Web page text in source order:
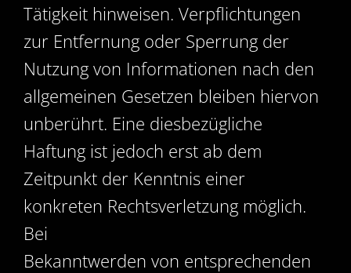
Tätigkeit hinweisen. Verpflichtungen
zur Entfernung oder Sperrung der
Nutzung von Informationen nach den
allgemeinen Gesetzen bleiben hiervon
unberührt. Eine diesbezügliche
Haftung ist jedoch erst ab dem
Zeitpunkt der Kenntnis einer
konkreten Rechtsverletzung möglich.
Bei
Bekanntwerden von entsprechenden